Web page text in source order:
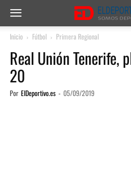
Inicio Fútbol Primera Regional
Real Unión Tenerife,
20
Por ElDeportivo.es - 05/09/2019